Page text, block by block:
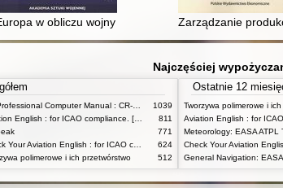
bezpieczeństwa międzynarodowego :
w obliczu wojny w Ukrainie : ujęcie polityczne,
Zarządzanie
Najczęściej
1039
811
771
624
polimerowe i ich przetwórstwo
512
Ostatnie 12
Tworzywa polimerowe i
Meteorology: EASA ATPL
General Navigation: